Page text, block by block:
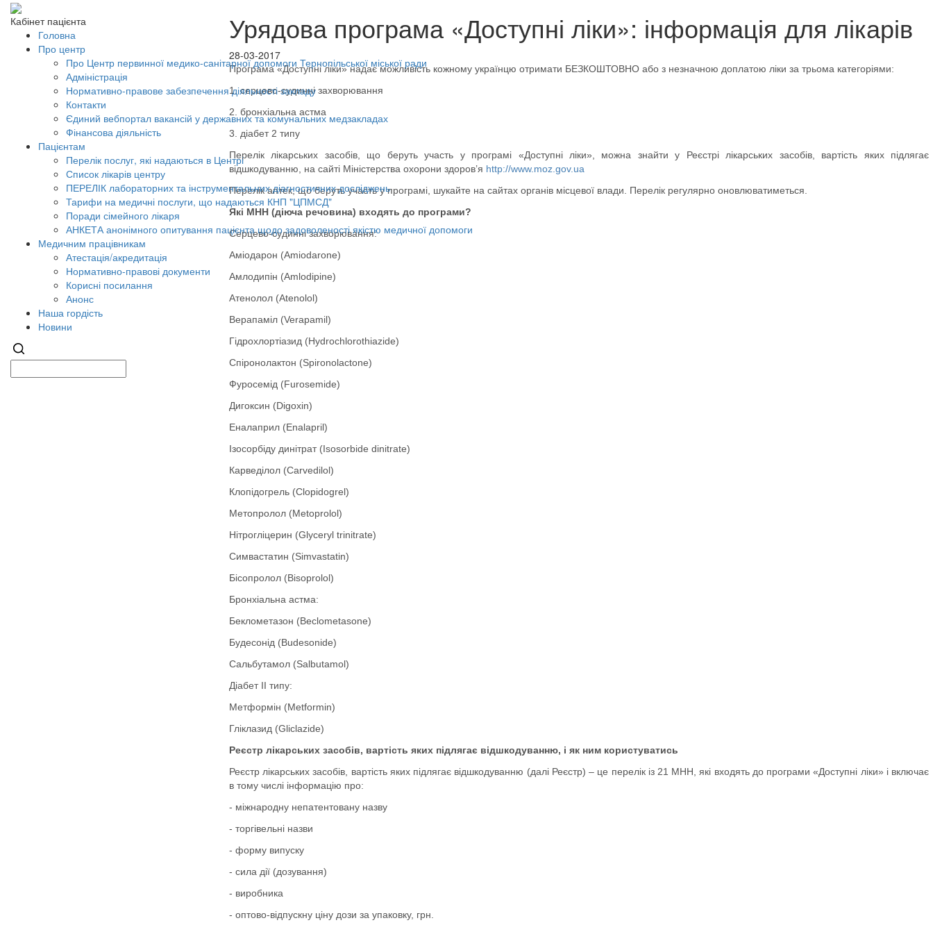
Кабінет пацієнта
Головна
Про центр
Про Центр первинної медико-санітарної допомоги Тернопільської міської ради
Адміністрація
Нормативно-правове забезпечення діяльності закладу
Контакти
Єдиний вебпортал вакансій у державних та комунальних медзакладах
Фінансова діяльність
Пацієнтам
Перелік послуг, які надаються в Центрі
Список лікарів центру
ПЕРЕЛІК лабораторних та інструментальних діагностичних досліджень
Тарифи на медичні послуги, що надаються КНП "ЦПМСД"
Поради сімейного лікаря
АНКЕТА анонімного опитування пацієнта щодо задоволеності якістю медичної допомоги
Медичним працівникам
Атестація/акредитація
Нормативно-правові документи
Корисні посилання
Анонс
Наша гордість
Новини
Урядова програма «Доступні ліки»: інформація для лікарів
28-03-2017
Програма «Доступні ліки» надає можливість кожному українцю отримати БЕЗКОШТОВНО або з незначною доплатою ліки за трьома категоріями:
1. серцево-судинні захворювання
2. бронхіальна астма
3. діабет 2 типу
Перелік лікарських засобів, що беруть участь у програмі «Доступні ліки», можна знайти у Реєстрі лікарських засобів, вартість яких підлягає
відшкодуванню, на сайті Міністерства охорони здоров’я http://www.moz.gov.ua
Перелік аптек, що беруть участь у програмі, шукайте на сайтах органів місцевої влади. Перелік регулярно оновлюватиметься.
Які МНН (діюча речовина) входять до програми?
Серцево-судинні захворювання:
Аміодарон (Amiodarone)
Амлодипін (Amlodipine)
Атенолол (Atenolol)
Верапаміл (Verapamil)
Гідрохлортіазид (Hydrochlorothiazide)
Спіронолактон (Spironolactone)
Фуросемід (Furosemide)
Дигоксин (Digoxin)
Еналаприл (Enalapril)
Ізосорбіду динітрат (Isosorbide dinitrate)
Карведілол (Carvedilol)
Клопідогрель (Clopidogrel)
Метопролол (Metoprolol)
Нітрогліцерин (Glyceryl trinitrate)
Симвастатин (Simvastatin)
Бісопролол (Bisoprolol)
Бронхіальна астма:
Беклометазон (Beclometasone)
Будесонід (Budesonide)
Сальбутамол (Salbutamol)
Діабет ІІ типу:
Метформін (Metformin)
Гліклазид (Gliclazide)
Реєстр лікарських засобів, вартість яких підлягає відшкодуванню, і як ним користуватись
Реєстр лікарських засобів, вартість яких підлягає відшкодуванню (далі Реєстр) – це перелік із 21 МНН, які входять до програми «Доступні ліки» і включає
в тому числі інформацію про:
- міжнародну непатентовану назву
- торгівельні назви
- форму випуску
- сила дії (дозування)
- виробника
- оптово-відпускну ціну дози за упаковку, грн.